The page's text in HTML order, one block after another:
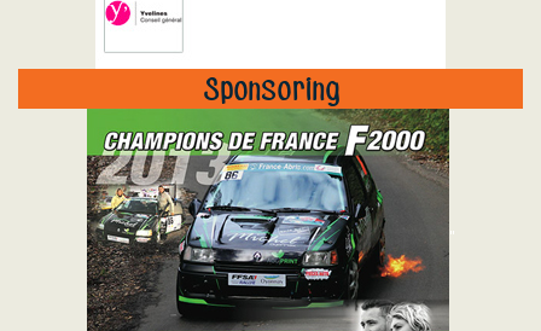
Sponsoring
"